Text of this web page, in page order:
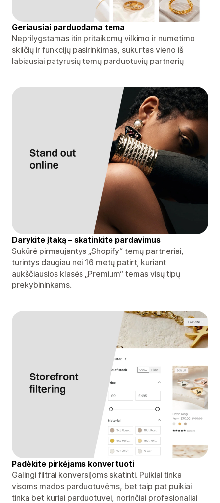
Geriausiai parduodama tema
Neprilygstamas itin pritaikomų vilkimo ir numetimo
skilčių ir funkcijų pasirinkimas, sukurtas vieno iš
labiausiai patyrusių temų parduotuvių partnerių
Darykite įtaką – skatinkite pardavimus
Sukūrė pirmaujantys „Shopify“ temų partneriai,
turintys daugiau nei 16 metų patirtį kuriant
aukščiausios klasės „Premium“ temas visų tipų
prekybininkams.
Padėkite pirkėjams konvertuoti
Galingi filtrai konversijoms skatinti. Puikiai tinka
visoms mados parduotuvėms, bet taip pat puikiai
tinka bet kuriai parduotuvei, norinčiai profesionaliai